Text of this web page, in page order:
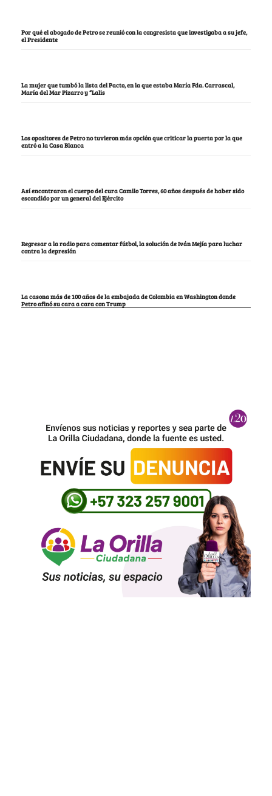
Por qué el abogado de Petro se reunió con la congresista que investigaba a su jefe,
el Presidente
La mujer que tumbó la lista del Pacto, en la que estaba María Fda. Carrascal,
María del Mar Pizarro y “Lalis
Los opositores de Petro no tuvieron más opción que criticar la puerta por la que
entró a la Casa Blanca
Así encontraron el cuerpo del cura Camilo Torres, 60 años después de haber sido
escondido por un general del Ejército
Regresar a la radio para comentar fútbol, la solución de Iván Mejía para luchar
contra la depresión
La casona más de 100 años de la embajada de Colombia en Washington donde
Petro afinó su cara a cara con Trump